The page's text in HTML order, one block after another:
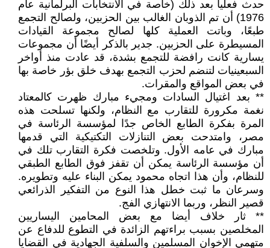
حدث فعليا بعد ذلك (خاصة في الانتخابات البرلمانية عام
1976) أن تم الذوبان الغالب بين الحزبين، ولصالح التجمع
طبعًا، وباتت العملية كلها لصالح مجموعة القيادات
المسيطرة على الحزبين. جدير بالذكر أيضًا أن مجموعات
يسارية كانت رافضة للتجمع بشدة، قد عادت منذ أواخر
السبعينيات لتنضم لحزب التجمع بهدف خلق بؤر خاصة بها
في بعض المواقع والمقرات.
** بعد اغتيال السادات ومجيء مبارك ظهرت كالمعتاد
نغمة مكرورة للتقارب مع النظام، ولكنها تسلحت هذه
المرة بفكرة الطابع الخاص جدًا لمؤسسة الرئاسة في
مصر، وامتدحت بعض التنازلات التكتيكية التي قدمها
مبارك في عامه الأول. وتلخصت فكرة التقارب تلك في
أن مؤسسة الرئاسة يمكن أن تقفز فوق الطابع الطبقي
للنظام، وأن هذا اتجاه محمود يمكن البناء عليه وتطويره.
وسرعان ما ثبت خطل هذا النوع من التفكير الذرائعي
قصير النظر، وربما الانتهازي الفج.
** ثار خلاف أيضا مع بعض المحامين اليساريين
المخلصين بسبب براءتهم الزائدة في التطوع للدفاع عن
متهمي الإخوان المسلمين والسلفية الجهادية في القضايا